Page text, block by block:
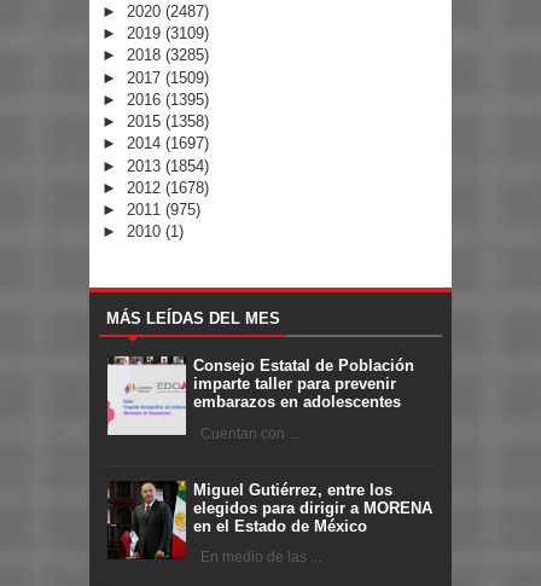
► 2020 (2487)
► 2019 (3109)
► 2018 (3285)
► 2017 (1509)
► 2016 (1395)
► 2015 (1358)
► 2014 (1697)
► 2013 (1854)
► 2012 (1678)
► 2011 (975)
► 2010 (1)
MÁS LEÍDAS DEL MES
Consejo Estatal de Población
imparte taller para prevenir
embarazos en adolescentes
Cuentan con ...
Miguel Gutiérrez, entre los
elegidos para dirigir a MORENA
en el Estado de México
En medio de las ...